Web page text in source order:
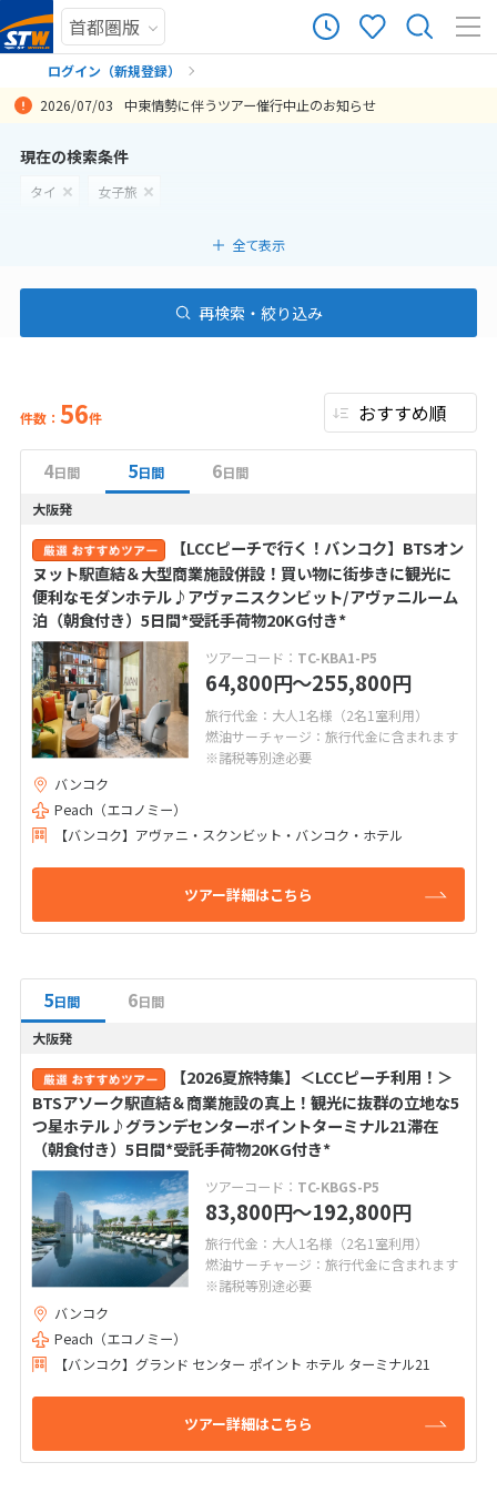
ログイン（新規登録）
2026/07/03 中東情勢に伴うツアー催行中止のお知らせ
現在の検索条件
タイ 女子旅
全て表示
再検索・絞り込み
件数： 56件
4日間 5日間 6日間
大阪発
【LCCピーチで行く！バンコク】BTSオン
ヌット駅直結＆大型商業施設併設！買い物に街歩きに観光に
便利なモダンホテル♪アヴァニスクンビット/アヴァニルーム
泊（朝食付き）5日間*受託手荷物20KG付き*
ツアーコード： TC-KBA1-P5
64,800円〜255,800円
旅行代金：大人1名様（2名1室利用）
燃油サーチャージ：旅行代金に含まれます
※諸税等別途必要
バンコク
Peach（エコノミー）
【バンコク】アヴァニ・スクンビット・バンコク・ホテル
ツアー詳細はこちら
5日間 6日間
大阪発
【2026夏旅特集】＜LCCピーチ利用！＞
BTSアソーク駅直結＆商業施設の真上！観光に抜群の立地な5
つ星ホテル♪グランデセンターポイントターミナル21滞在
（朝食付き）5日間*受託手荷物20KG付き*
ツアーコード： TC-KBGS-P5
83,800円〜192,800円
旅行代金：大人1名様（2名1室利用）
燃油サーチャージ：旅行代金に含まれます
※諸税等別途必要
バンコク
Peach（エコノミー）
【バンコク】グランド センター ポイント ホテル ターミナル21
ツアー詳細はこちら